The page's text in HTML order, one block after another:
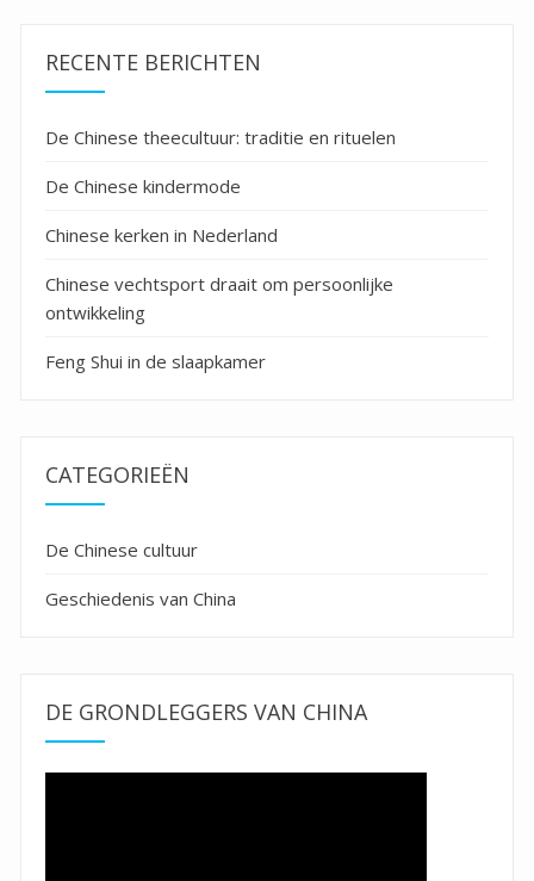
RECENTE BERICHTEN
De Chinese theecultuur: traditie en rituelen
De Chinese kindermode
Chinese kerken in Nederland
Chinese vechtsport draait om persoonlijke
ontwikkeling
Feng Shui in de slaapkamer
CATEGORIEËN
De Chinese cultuur
Geschiedenis van China
DE GRONDLEGGERS VAN CHINA